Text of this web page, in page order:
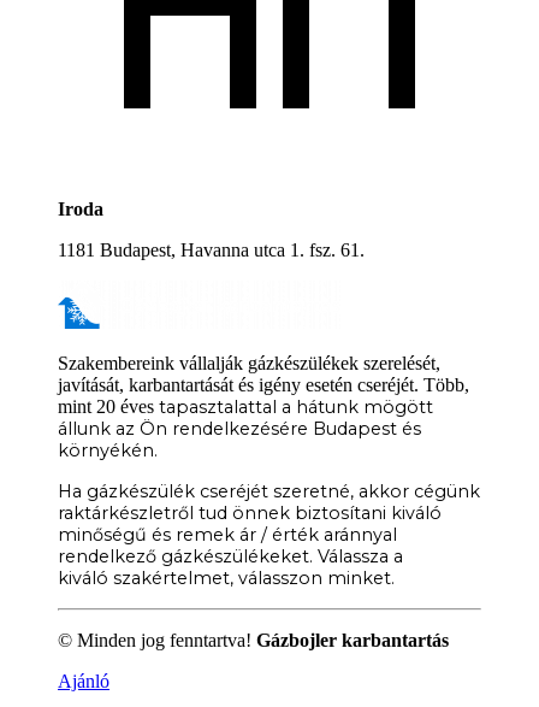
Iroda
1181 Budapest, Havanna utca 1. fsz. 61.
Szakembereink vállalják gázkészülékek szerelését,
javítását, karbantartását és igény esetén cseréjét. Több,
mint 20 éves tapasztalattal a hátunk mögött
állunk az Ön rendelkezésére Budapest és
környékén.
Ha gázkészülék cseréjét szeretné, akkor cégünk
raktárkészletről tud önnek biztosítani kiváló
minőségű és remek ár / érték aránnyal
rendelkező gázkészülékeket. Válassza a
kiváló szakértelmet, válasszon minket.
© Minden jog fenntartva! Gázbojler karbantartás
Ajánló